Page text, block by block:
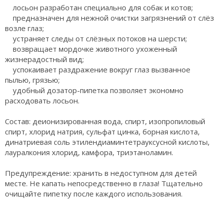
лосьон разработан специально для собак и котов;
предназначен для нежной очистки загрязнений от слёз
возле глаз;
устраняет следы от слёзных потоков на шерсти;
возвращает мордочке животного ухоженный
жизнерадостный вид;
успокаивает раздражение вокруг глаз вызванное
пылью, грязью;
удобный дозатор-пипетка позволяет экономно
расходовать лосьон.
Состав: деионизированная вода, спирт, изопропиловый
спирт, хлорид натрия, сульфат цинка, борная кислота,
динатриевая соль этилендиаминтетрауксусной кислоты,
лауралкония хлорид, камфора, триэтаноламин.
Предупреждение: хранить в недоступном для детей
месте. Не капать непосредственно в глаза! Тщательно
очищайте пипетку после каждого использования.